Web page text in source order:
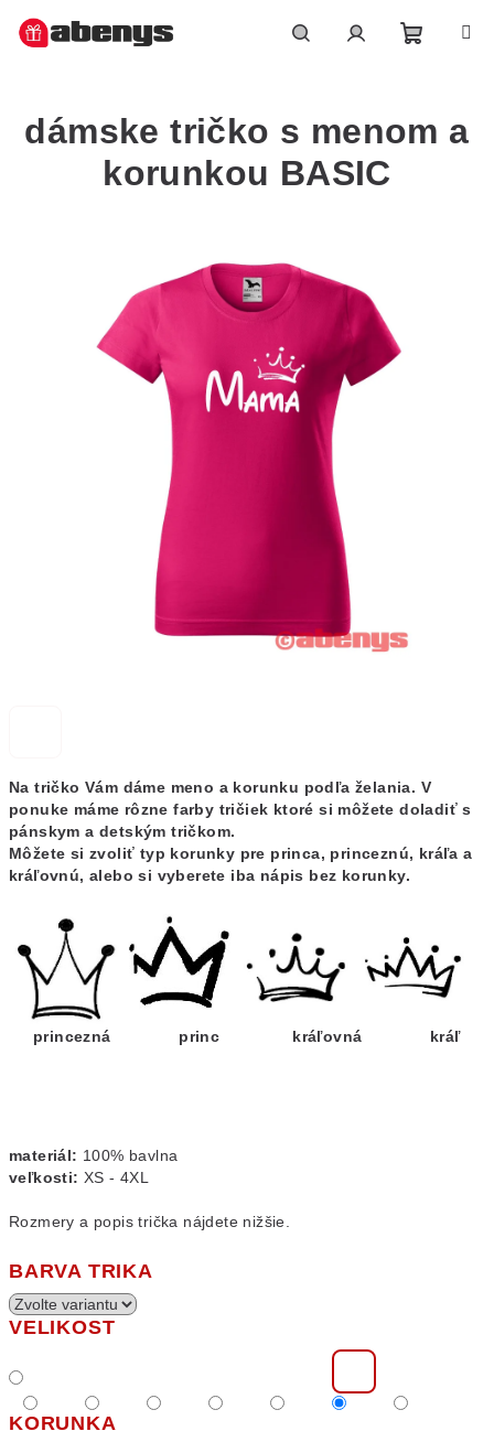
košík
Na tričko Vám dáme meno a korunku podľa želania. V
ponuke máme rôzne farby tričiek ktoré si môžete doladiť s
pánskym a detským tričkom.
Môžete si zvoliť typ korunky pre princa, princeznú, kráľa a
kráľovnú, alebo si vyberete iba nápis bez korunky.
princezná princ kráľovná kráľ
materiál: 100% bavlna
veľkosti: XS - 4XL
Rozmery a popis trička nájdete nižšie.
BARVA TRIKA
VELIKOST
KORUNKA
dámske tričko s menom a
korunkou BASIC